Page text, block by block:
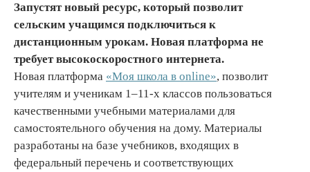
Запустят новый ресурс, который позволит
сельским учащимся подключиться к
дистанционным урокам. Новая платформа не
требует высокоскоростного интернета.
Новая платформа «Моя школа в online», позволит
учителям и ученикам 1–11-х классов пользоваться
качественными учебными материалами для
самостоятельного обучения на дому. Материалы
разработаны на базе учебников, входящих в
федеральный перечень и соответствующих